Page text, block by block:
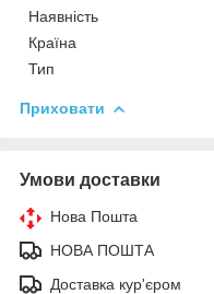
Наявність
Країна
Тип
Приховати
Умови доставки
Нова Пошта
НОВА ПОШТА
Доставка кур'єром